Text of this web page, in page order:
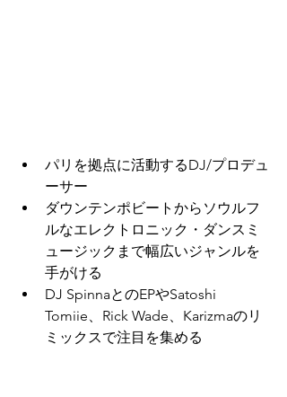
パリを拠点に活動するDJ/プロデュ
ーサー
ダウンテンポビートからソウルフ
ルなエレクトロニック・ダンスミ
ュージックまで幅広いジャンルを
手がける
DJ SpinnaとのEPやSatoshi
Tomiie、Rick Wade、Karizmaのリ
ミックスで注目を集める